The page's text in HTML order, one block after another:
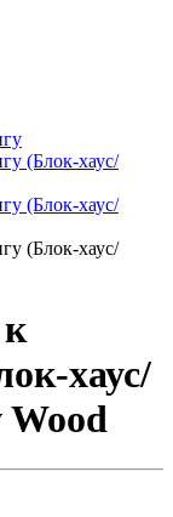
(Блок-хаус/
(Блок-хаус/
(Блок-хаус/
хаус/
Wood